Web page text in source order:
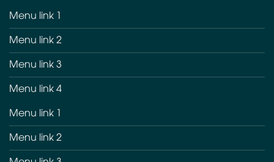
Menu link 1
Menu link 2
Menu link 3
Menu link 4
Menu link 1
Menu link 2